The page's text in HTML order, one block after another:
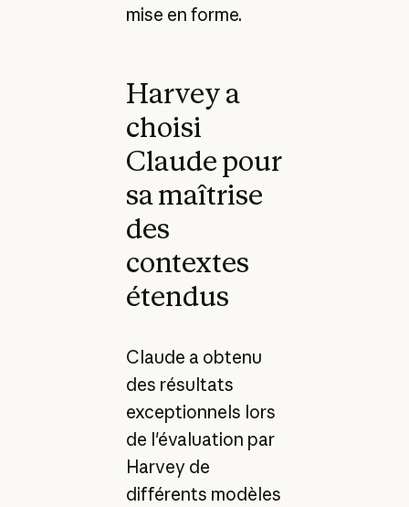
mise en forme.
Harvey a
choisi
Claude pour
sa maîtrise
des
contextes
étendus
Claude a obtenu
des résultats
exceptionnels lors
de l'évaluation par
Harvey de
différents modèles